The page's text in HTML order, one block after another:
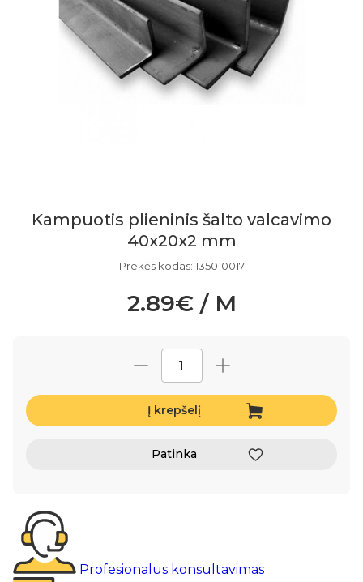
Kampuotis plieninis šalto valcavimo
40x20x2 mm
Prekės kodas: 135010017
2.89€ / M
Į krepšelį
Patinka
Profesionalus konsultavimas